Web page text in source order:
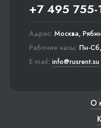
+7 495 755-
Адрес: Москва,
Рабочие часы: Пн-
E-mail: info@rusrent.su
О